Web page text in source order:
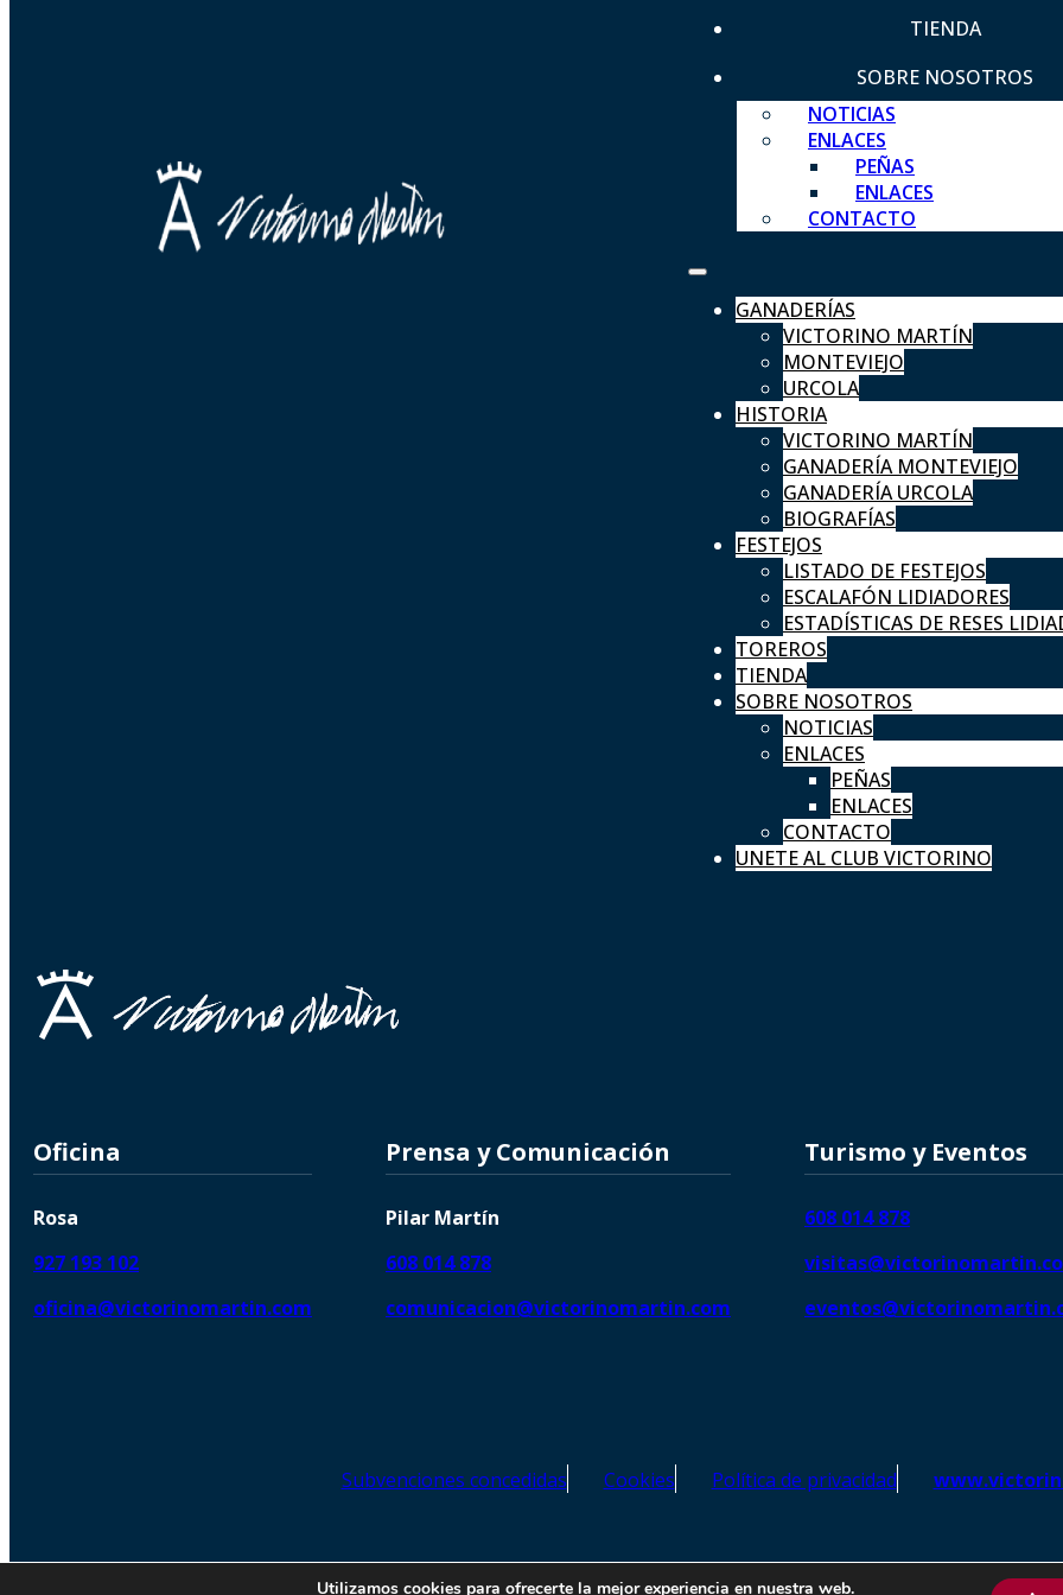
TIENDA
SOBRE NOSOTROS
NOTICIAS
ENLACES
PEÑAS
ENLACES
CONTACTO
GANADERÍAS
VICTORINO MARTÍN
MONTEVIEJO
URCOLA
HISTORIA
VICTORINO MARTÍN
GANADERÍA MONTEVIEJO
GANADERÍA URCOLA
BIOGRAFÍAS
FESTEJOS
LISTADO DE FESTEJOS
ESCALAFÓN LIDIADORES
ESTADÍSTICAS DE RESES
TOREROS
TIENDA
SOBRE NOSOTROS
NOTICIAS
ENLACES
PEÑAS
ENLACES
CONTACTO
UNETE AL CLUB VICTORINO
Oficina
Rosa
927 193 102
oficina@victorinomartin.com
Prensa y Comunicación
Pilar Martín
608 014 878
comunicacion@victorinomartin.com
Turismo y Eventos
608 014 878
Subvenciones concedidas Cookies Política de privacidad
© 2026 Copyright © | Victorino Martín – Todos los derechos reservados | SEO de Agencia
Utilizamos cookies para ofrecerte la mejor experiencia en nuestra web.